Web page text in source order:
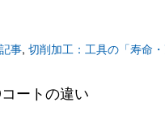
事, 切削加工：工具の「寿命・
ートの違い